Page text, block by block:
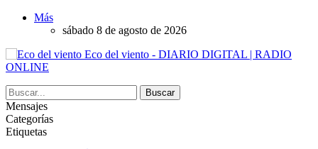
Más
sábado 8 de agosto de 2026
Eco del viento - DIARIO DIGITAL | RADIO
ONLINE
Mensajes
Categorías
Etiquetas